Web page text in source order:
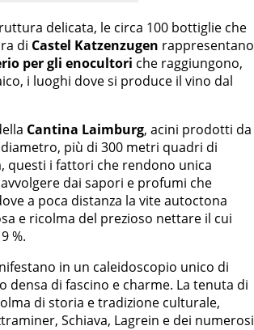
delicata, le circa 100 bottiglie che
di Castel Katzenzugen rappresentano
per gli enocultori che raggiungono,
i luoghi dove si produce il vino dal
Cantina Laimburg, acini prodotti da
più di 300 metri quadri di
questi i fattori che rendono unica
dai sapori e profumi che
a poca distanza la vite autoctona
e ricolma del prezioso nettare il cui
%.
in un caleidoscopio unico di
di fascino e charme. La tenuta di
di storia e tradizione culturale,
Schiava, Lagrein e dei numerosi